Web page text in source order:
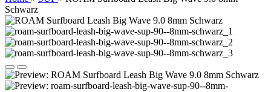
Schwarz